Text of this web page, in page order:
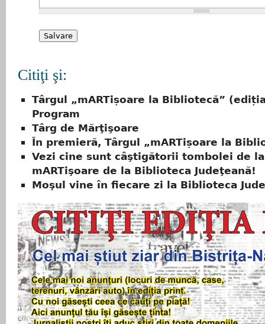
Citiţi şi:
Târgul „mARTișoare la Bibliotecă”
Program
Târg de Mărţişoare
În premieră, Târgul „mARTișoare la
Vezi cine sunt câştigătorii tombolei de
mARTişoare de la Biblioteca Judeţeană!
Moşul vine în fiecare zi la Biblioteca